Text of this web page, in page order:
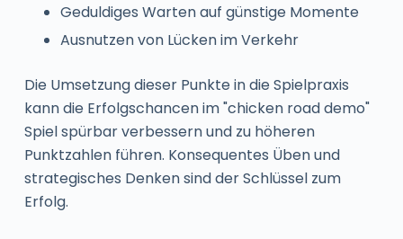
Geduldiges Warten auf günstige Momente
Ausnutzen von Lücken im Verkehr
Die Umsetzung dieser Punkte in die Spielpraxis
kann die Erfolgschancen im "chicken road demo"
Spiel spürbar verbessern und zu höheren
Punktzahlen führen. Konsequentes Üben und
strategisches Denken sind der Schlüssel zum
Erfolg.